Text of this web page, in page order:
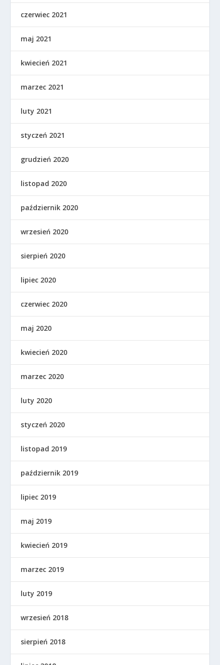
czerwiec 2021
maj 2021
kwiecień 2021
marzec 2021
luty 2021
styczeń 2021
grudzień 2020
listopad 2020
październik 2020
wrzesień 2020
sierpień 2020
lipiec 2020
czerwiec 2020
maj 2020
kwiecień 2020
marzec 2020
luty 2020
styczeń 2020
listopad 2019
październik 2019
lipiec 2019
maj 2019
kwiecień 2019
marzec 2019
luty 2019
wrzesień 2018
sierpień 2018